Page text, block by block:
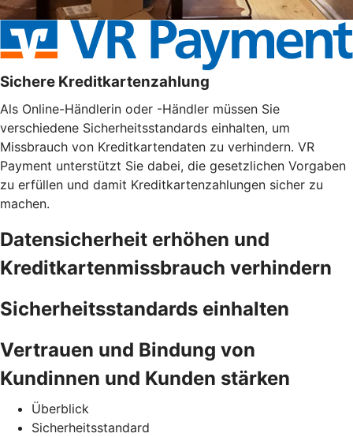
Sichere Kreditkartenzahlung
Als Online-Händlerin oder -Händler müssen Sie
verschiedene Sicherheitsstandards einhalten, um
Missbrauch von Kreditkartendaten zu verhindern. VR
Payment unterstützt Sie dabei, die gesetzlichen Vorgaben
zu erfüllen und damit Kreditkartenzahlungen sicher zu
machen.
Datensicherheit erhöhen und
Kreditkartenmissbrauch verhindern
Sicherheitsstandards einhalten
Vertrauen und Bindung von
Kundinnen und Kunden stärken
Überblick
Sicherheitsstandard